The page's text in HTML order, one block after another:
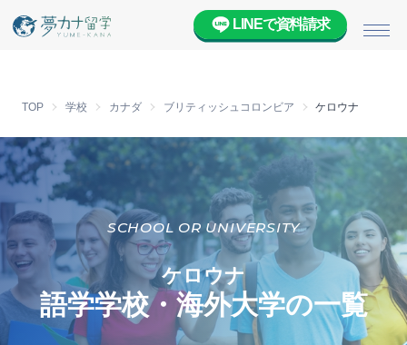
メ
LINEで資料請求
TOP 学校 カナダ ブリティッシュコロンビア ケロウナ
SCHOOL OR UNIVERSITY
ケロウナ
語学学校・海外大学の一覧